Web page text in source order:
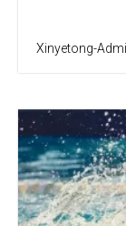
Xinyetong-